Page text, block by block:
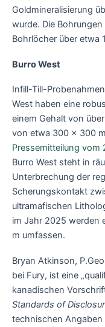
Goldmineralisierung
wurde. Die
Bohrlöcher über etwa
Burro West
Infill-Till-
West haben eine
einem Gehalt von
von etwa 300 x 300
Pressemitteilung vom
Burro West steht in
Unterbrechung der
Scherungskontakt
ultramafischen
im Jahr 2025 werden
m umfassen.
Bryan Atkinson,
bei Fury, ist eine
kanadischen
Standards of
technischen